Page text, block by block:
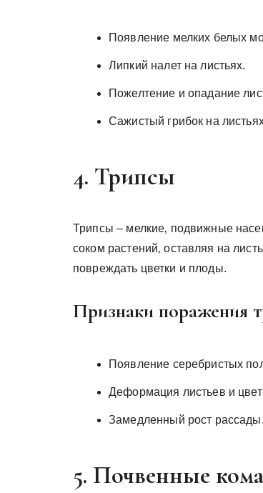
Появление мелких белых
Липкий налет на листьях.
Пожелтение и опадание
Сажистый грибок на
4. Трипсы
Трипсы – мелкие‚ подвижные
соком растений‚ оставляя на
повреждать цветки и плоды.
Признаки поражения
Появление серебристых
Деформация листьев и
Замедленный рост рассады.
5. Почвенные